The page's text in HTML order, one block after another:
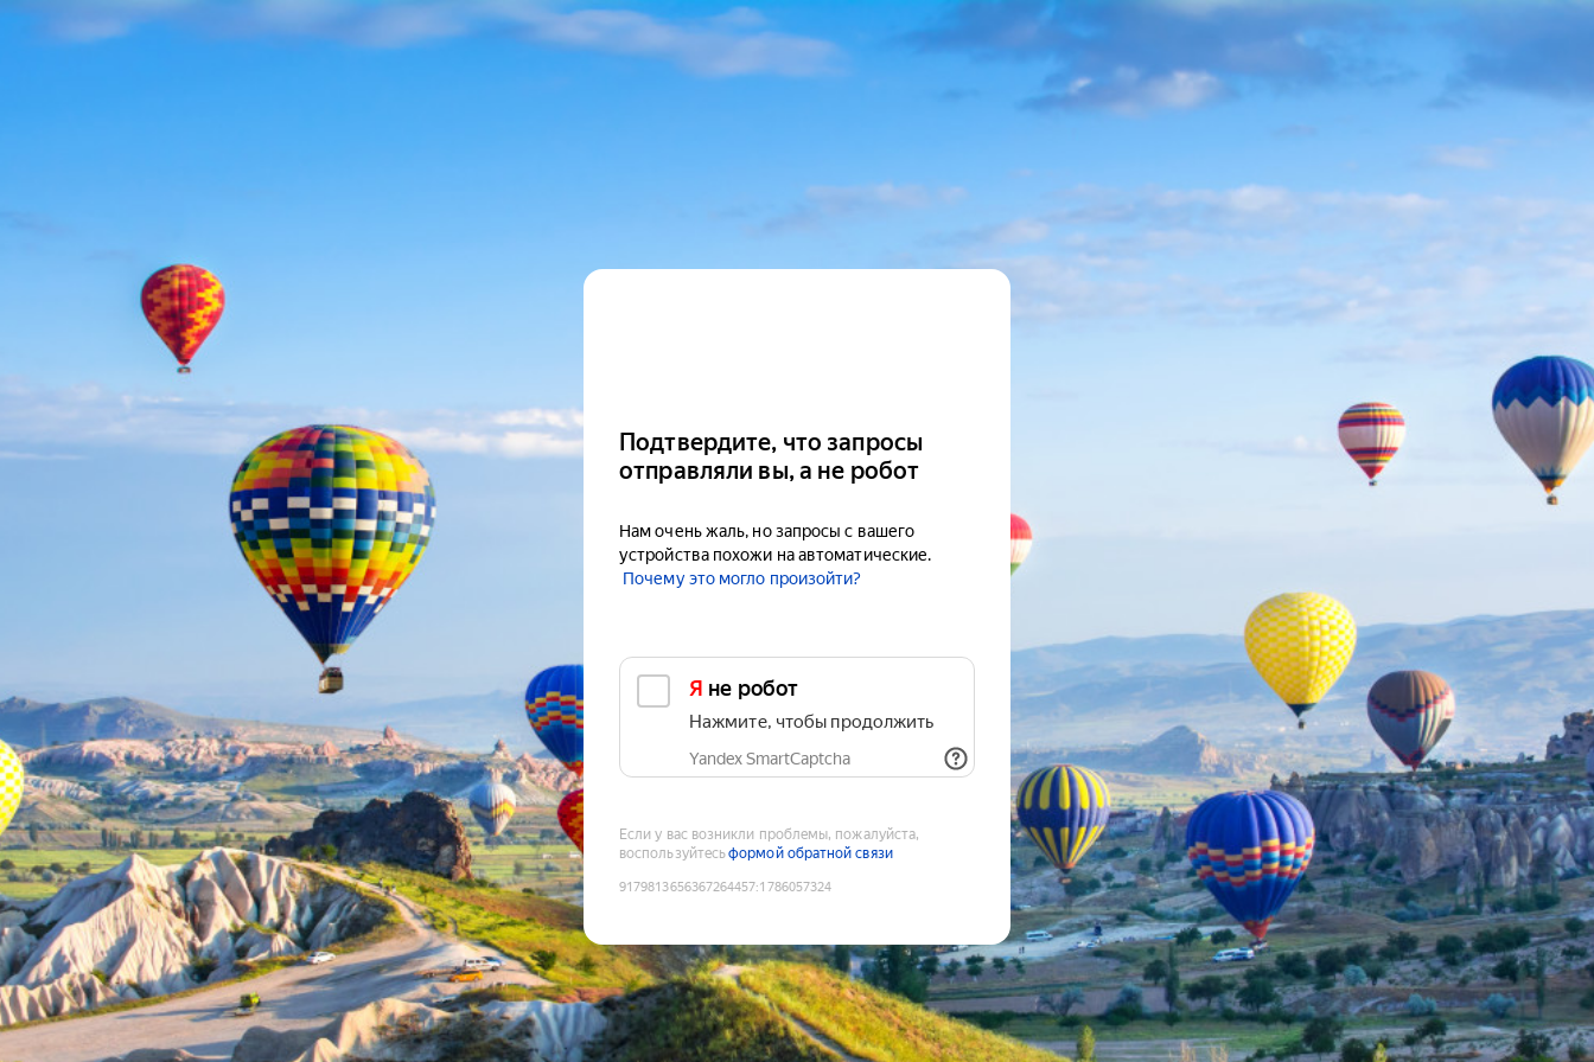
Подтвердите, что запросы
отправляли вы, а не робот
Нам очень жаль, но запросы с вашего
устройства похожи на автоматические.
Почему это могло произойти?
Я не робот
Нажмите, чтобы продолжить
Yandex SmartCaptcha
Если у вас возникли проблемы, пожалуйста,
воспользуйтесьформой обратной связи
9179813656367264457:1786057324